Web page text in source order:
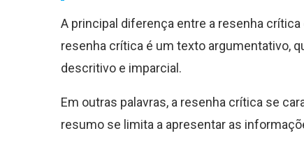
A principal diferença entre a resenha
resenha crítica é um texto argumentativo,
descritivo e imparcial.
Em outras palavras, a resenha crítica se
resumo se limita a apresentar as